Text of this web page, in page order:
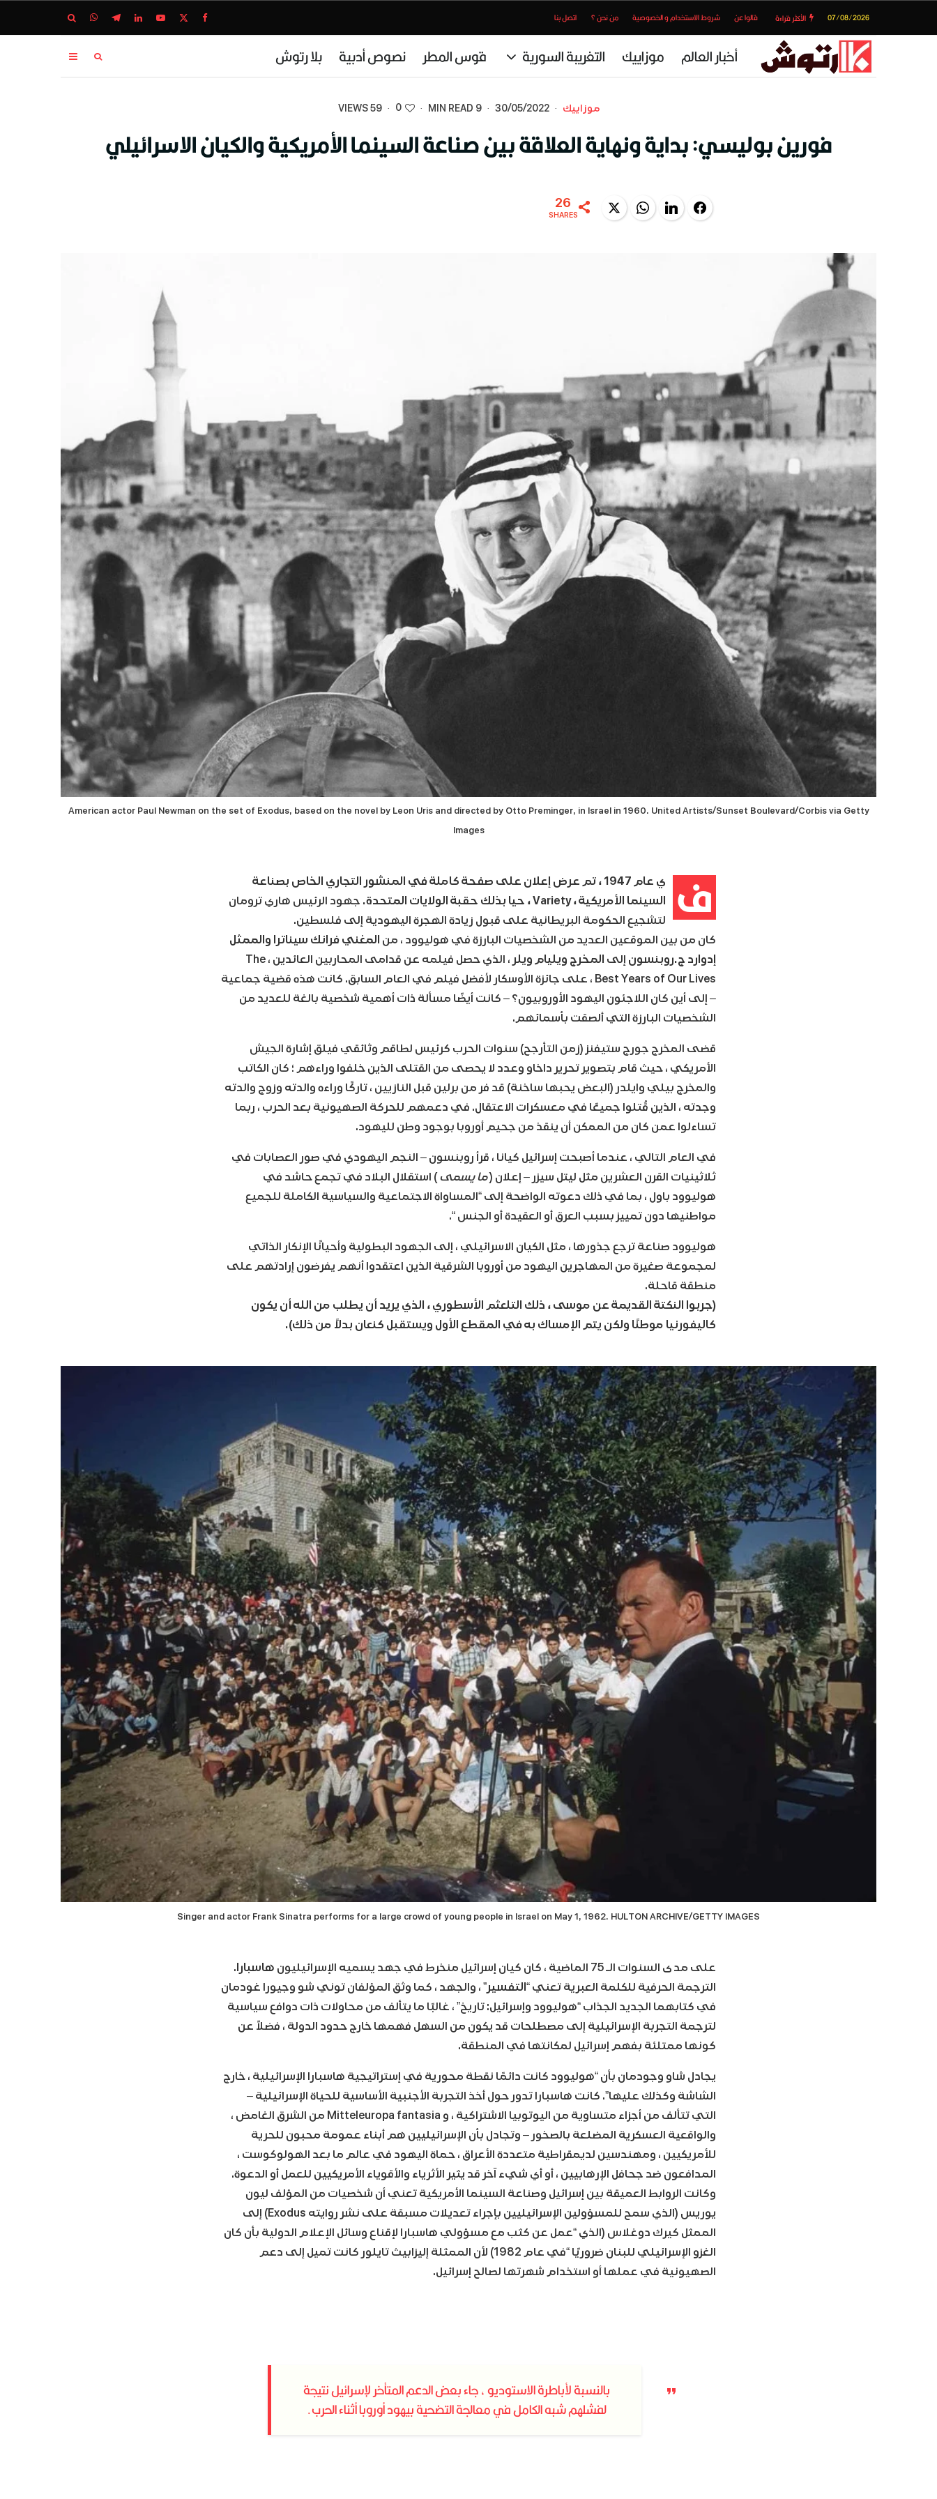
07/08/2026 الأكثر قراءة قالوا عن شروط الاستخدام و الخصوصية من نحن ؟ اتصل بنا
أخبار العالم موزاييك التغريبة السورية قوس المطر نصوص أدبية بلا رتوش
موزاييك ·
30/05/2022
·
9 MIN READ
·
0
·
59 VIEWS
فورين بوليسي: بداية ونهاية العلاقة بين صناعة السينما الأمريكية والكيان الاسرائيلي
Facebook
LinkedIn
WhatsApp
Twitter
26
SHARES
American actor Paul Newman on the set of Exodus, based on the novel by Leon Uris and directed by Otto Preminger, in Israel in 1960. United Artists/Sunset Boulevard/Corbis via Getty
Images
ف
ي عام 1947 ، تم عرض إعلان على صفحة كاملة في المنشور التجاري الخاص بصناعة
السينما الأمريكية ، Variety ، حيا بذلك حقبة الولايات المتحدة.
جهود الرئيس هاري ترومان
لتشجيع الحكومة البريطانية على قبول زيادة الهجرة اليهودية إلى فلسطين.
كان من بين الموقعين العديد من الشخصيات البارزة في هوليوود ، من المغني فرانك سيناترا والممثل
إدوارد ج.روبنسون إلى المخرج ويليام ويلر
، الذي حصل فيلمه عن قدامى المحاربين العائدين ، The
Best Years of Our Lives ، على جائزة الأوسكار لأفضل فيلم في العام السابق. كانت هذه قضية جماعية
– إلى أين كان اللاجئون اليهود الأوروبيون؟ – كانت أيضًا مسألة ذات أهمية شخصية بالغة للعديد من
الشخصيات البارزة التي ألصقت بأسمائهم.
قضى المخرج جورج ستيفنز (زمن التأرجح) سنوات الحرب كرئيس لطاقم وثائقي فيلق إشارة الجيش
الأمريكي ، حيث قام بتصوير تحرير داخاو وعدد لا يحصى من القتلى الذين خلفوا وراءهم ؛ كان الكاتب
والمخرج بيلي وايلدر (البعض يحبها ساخنة) قد فر من برلين قبل النازيين ، تاركًا وراءه والدته وزوج والدته
وجدته ، الذين قُتلوا جميعًا في معسكرات الاعتقال. في دعمهم للحركة الصهيونية بعد الحرب ، ربما
تساءلوا عمن كان من الممكن أن ينقذ من جحيم أوروبا بوجود وطن لليهود.
في العام التالي ، عندما أصبحت إسرائيل كيانا ، قرأ روبنسون – النجم اليهودي في صور العصابات في
ثلاثينيات القرن العشرين مثل ليتل سيزر – إعلان (ما يسمى ) استقلال البلاد في تجمع حاشد في
هوليوود باول ، بما في ذلك دعوته الواضحة إلى “المساواة الاجتماعية والسياسية الكاملة للجميع
مواطنيها دون تمييز بسبب العرق أو العقيدة أو الجنس “.
هوليوود صناعة ترجع جذورها ، مثل الكيان الاسرائيلي ، إلى الجهود البطولية وأحيانًا الإنكار الذاتي
لمجموعة صغيرة من المهاجرين اليهود من أوروبا الشرقية الذين اعتقدوا أنهم يفرضون إرادتهم على
منطقة قاحلة.
(جربوا النكتة القديمة عن موسى ، ذلك التلعثم الأسطوري ، الذي يريد أن يطلب من الله أن يكون
كاليفورنيا موطنًا ولكن يتم الإمساك به في المقطع الأول ويستقبل كنعان بدلاً من ذلك).
Singer and actor Frank Sinatra performs for a large crowd of young people in Israel on May 1, 1962. HULTON ARCHIVE/GETTY IMAGES
على مدى السنوات الـ 75 الماضية ، كان كيان إسرائيل منخرط في جهد يسميه الإسرائيليون هاسبارا.
الترجمة الحرفية للكلمة العبرية تعني “التفسير” ، والجهد ، كما وثق المؤلفان توني شو وجيورا غودمان
في كتابهما الجديد الجذاب “هوليوود وإسرائيل: تاريخ” ، غالبًا ما يتألف من محاولات ذات دوافع سياسية
لترجمة التجربة الإسرائيلية إلى مصطلحات قد يكون من السهل فهمها خارج حدود الدولة ، فضلاً عن
كونها ممتلئة بفهم إسرائيل لمكانتها في المنطقة.
يجادل شاو وجودمان بأن “هوليوود كانت دائمًا نقطة محورية في إستراتيجية هاسبارا الإسرائيلية ، خارج
الشاشة وكذلك عليها”. كانت هاسبارا تدور حول أخذ التجربة الأجنبية الأساسية للحياة الإسرائيلية –
التي تتألف من أجزاء متساوية من اليوتوبيا الاشتراكية ، و Mitteleuropa fantasia من الشرق الغامض ،
والواقعية العسكرية المضلعة بالصخور – وتجادل بأن الإسرائيليين هم أبناء عمومة محبون للحرية
للأمريكيين ، ومهندسين لديمقراطية متعددة الأعراق ، حماة اليهود في عالم ما بعد الهولوكوست ،
المدافعون ضد جحافل الإرهابيين ، أو أي شيء آخر قد يثير الأثرياء والأقوياء الأمريكيين للعمل أو الدعوة.
وكانت الروابط العميقة بين إسرائيل وصناعة السينما الأمريكية تعني أن شخصيات من المؤلف ليون
يوريس (الذي سمح للمسؤولين الإسرائيليين بإجراء تعديلات مسبقة على نشر روايته Exodus) إلى
الممثل كيرك دوغلاس (الذي “عمل عن كثب مع مسؤولي هاسبارا لإقناع وسائل الإعلام الدولية بأن كان
الغزو الإسرائيلي للبنان ضروريًا “في عام 1982) لأن الممثلة إليزابيث تايلور كانت تميل إلى دعم
الصهيونية في عملها أو استخدام شهرتها لصالح إسرائيل.
بالنسبة لأباطرة الاستوديو ، جاء بعض الدعم المتأخر لإسرائيل نتيجة
لفشلهم شبه الكامل في معالجة التضحية بيهود أوروبا أثناء الحرب.